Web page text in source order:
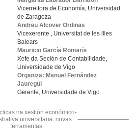
Vicerreitora de Economía, Universidad
de Zaragoza
Andreu Alcover Ordinas
Vicexerente , Universitat de les Illes
Balears
Mauricio García Romarís
Xefe da Seción de Contabilidade,
Universidade de Vigo
Organiza: Manuel Fernández
Jauregui
Gerente, Universidade de Vigo
na xestión económico-
universitaria: novas
ferramentas